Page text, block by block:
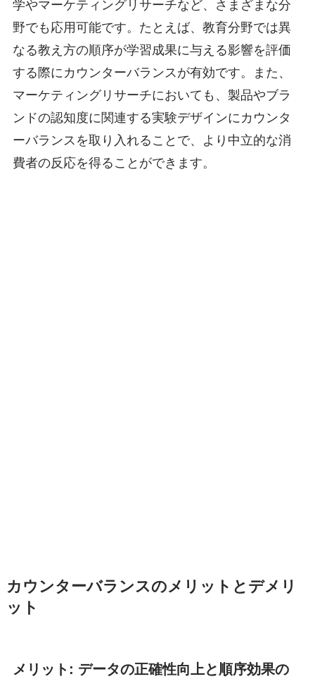
学やマーケティングリサーチなど、さまざまな分
野でも応用可能です。たとえば、教育分野では異
なる教え方の順序が学習成果に与える影響を評価
する際にカウンターバランスが有効です。また、
マーケティングリサーチにおいても、製品やブラ
ンドの認知度に関連する実験デザインにカウンタ
ーバランスを取り入れることで、より中立的な消
費者の反応を得ることができます。
カウンターバランスのメリットとデメリ
ット
メリット: データの正確性向上と順序効果の